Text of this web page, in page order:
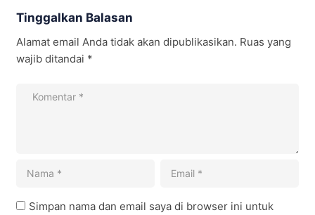
Tinggalkan Balasan
Alamat email Anda tidak akan dipublikasikan. Ruas yang
wajib ditandai *
Simpan nama dan email saya di browser ini untuk